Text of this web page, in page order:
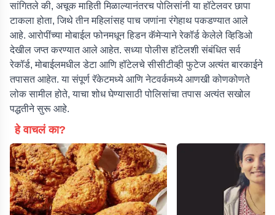
सांगितले की, अचूक माहिती मिळाल्यानंतरच पोलिसांनी या हॉटेलवर छापा
टाकला होता, जिथे तीन महिलांसह पाच जणांना रंगेहाथ पकडण्यात आले
आहे. आरोपींच्या मोबाईल फोनमधून हिडन कॅमेऱ्याने रेकॉर्ड केलेले व्हिडिओ
देखील जप्त करण्यात आले आहेत. सध्या पोलीस हॉटेलशी संबंधित सर्व
रेकॉर्ड, मोबाईलमधील डेटा आणि हॉटेलचे सीसीटीव्ही फुटेज अत्यंत बारकाईने
तपासत आहेत. या संपूर्ण रॅकेटमध्ये आणि नेटवर्कमध्ये आणखी कोणकोणते
लोक सामील होते, याचा शोध घेण्यासाठी पोलिसांचा तपास अत्यंत सखोल
पद्धतीने सुरू आहे.
हे वाचलं का?